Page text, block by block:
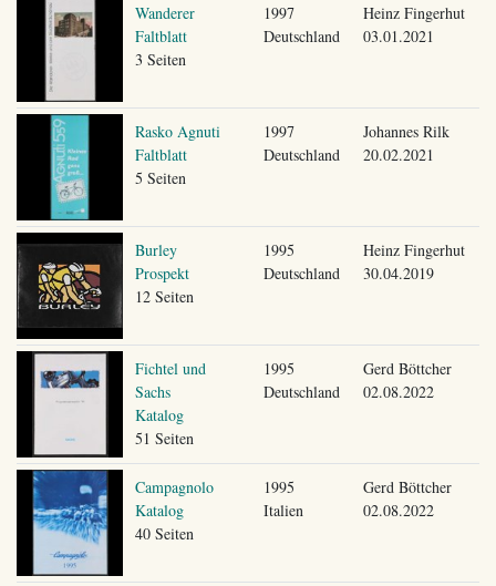
Wanderer
Faltblatt
3 Seiten
1997
Deutschland
Heinz Fingerhut
03.01.2021
Rasko Agnuti
Faltblatt
5 Seiten
1997
Deutschland
Johannes Rilk
20.02.2021
Burley
Prospekt
12 Seiten
1995
Deutschland
Heinz Fingerhut
30.04.2019
Fichtel und
Sachs
Katalog
51 Seiten
1995
Deutschland
Gerd Böttcher
02.08.2022
Campagnolo
Katalog
40 Seiten
1995
Italien
Gerd Böttcher
02.08.2022